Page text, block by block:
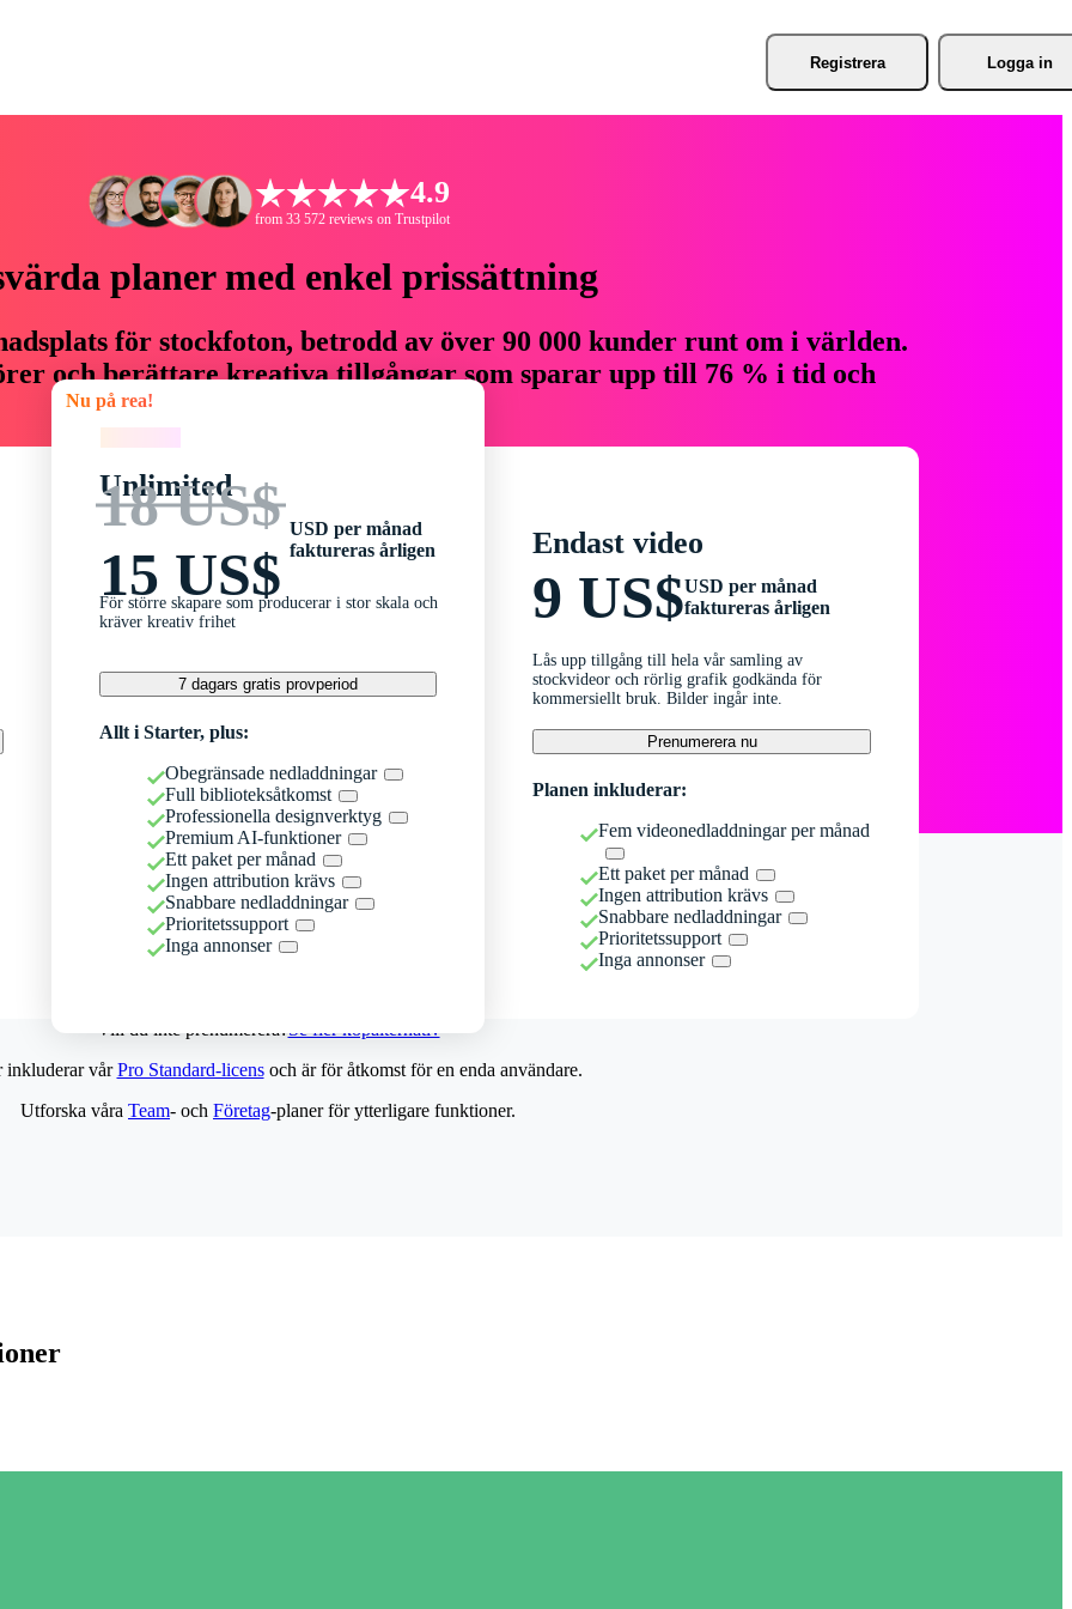
Registrera Logga in
4.9
from 33 572 reviews on Trustpilot
planer med enkel prissättning
för stockfoton, betrodd av över 90 000 kunder runt om i världen.
och berättare kreativa tillgångar som sparar upp till 76 % i tid och
Nu på rea!
Unlimited
18 US$
15 US$
USD per månad
faktureras årligen
För större skapare som producerar i stor skala och
kräver kreativ frihet
7 dagars gratis provperiod
Allt i Starter, plus:
Obegränsade nedladdningar
Full biblioteksåtkomst
Professionella designverktyg
Premium AI-funktioner
Ett paket per månad
Ingen attribution krävs
Snabbare nedladdningar
Prioritetssupport
Inga annonser
Endast video
9 US$USD per månad
faktureras årligen
Lås upp tillgång till hela vår samling av
stockvideor och rörlig grafik godkända för
kommersiellt bruk. Bilder ingår inte.
Prenumerera nu
Planen inkluderar:
Fem videonedladdningar per månad
Ett paket per månad
Ingen attribution krävs
Snabbare nedladdningar
Prioritetssupport
Inga annonser
Vill du inte prenumerera?Se fler köpalternativ
inkluderar vårPro Standard-licensoch är för åtkomst för en enda användare.
Utforska våra Team- och Företag-planer för ytterligare funktioner.